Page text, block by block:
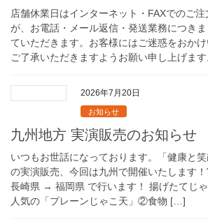
店舗休業日はインターネット・FAXでのご
が、お電話・メール返信・発送業務につき
ていただきます。お客様にはご迷惑をおか
ご了承いただきますようお願い申し上げます
2026年7月20日
お知らせ
九州地方 実演販売のお知らせ
いつもお世話になっております。「健康と
の実演販売、今回は九州で開催いたします
長崎県 → 福岡県 で行います！ 揚げたてじ
人気の「プレーンじゃこ天」②食物 […]